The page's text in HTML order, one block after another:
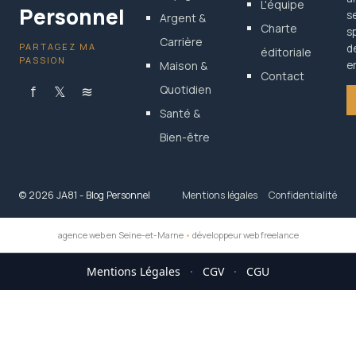
Personnel
PARTAGEZ MA
PASSION
f 𝕏 ≋
Argent &
Carrière
Maison &
Quotidien
Santé &
Bien-être
L'équipe
Charte
éditoriale
Contact
© 2026 JA81 - Blog Personnel Mentions légales Confidentialité
agence web en Seine-et-Marne• développeur web freelance
Mentions Légales · CGV · CGU